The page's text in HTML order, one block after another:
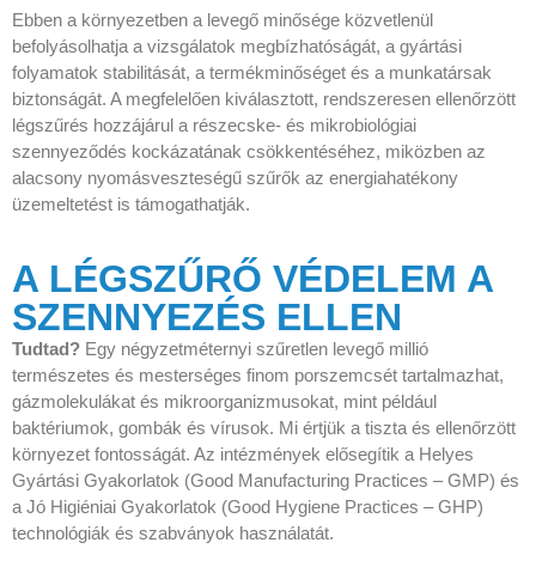
Ebben a környezetben a levegő minősége közvetlenül
befolyásolhatja a vizsgálatok megbízhatóságát, a gyártási
folyamatok stabilitását, a termékminőséget és a munkatársak
biztonságát. A megfelelően kiválasztott, rendszeresen ellenőrzött
légszűrés hozzájárul a részecske- és mikrobiológiai
szennyeződés kockázatának csökkentéséhez, miközben az
alacsony nyomásveszteségű szűrők az energiahatékony
üzemeltetést is támogathatják.
A LÉGSZŰRŐ VÉDELEM A
SZENNYEZÉS ELLEN
Tudtad? Egy négyzetméternyi szűretlen levegő millió
természetes és mesterséges finom porszemcsét tartalmazhat,
gázmolekulákat és mikroorganizmusokat, mint például
baktériumok, gombák és vírusok. Mi értjük a tiszta és ellenőrzött
környezet fontosságát. Az intézmények elősegítik a Helyes
Gyártási Gyakorlatok (Good Manufacturing Practices – GMP) és
a Jó Higiéniai Gyakorlatok (Good Hygiene Practices – GHP)
technológiák és szabványok használatát.